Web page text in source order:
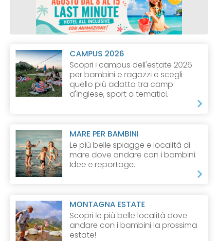
CAMPUS 2026
Scopri i campus dell'estate 2026
per bambini e ragazzi e scegli
quello più adatto tra camp
d'inglese, sport o tematici.
MARE PER BAMBINI
Le più belle spiagge e località di
mare dove andare con i bambini.
Idee e reportage.
MONTAGNA ESTATE
Scopri le più belle località dove
andare con i bambini la prossima
estate!